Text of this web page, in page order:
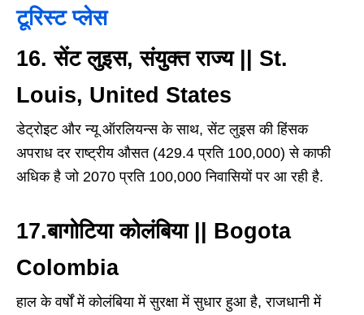
टूरिस्ट प्लेस
16. सेंट लुइस, संयुक्त राज्य || St.
Louis, United States
डेट्रोइट और न्यू ऑरलियन्स के साथ, सेंट लुइस की हिंसक
अपराध दर राष्ट्रीय औसत (429.4 प्रति 100,000) से काफी
अधिक है जो 2070 प्रति 100,000 निवासियों पर आ रही है.
17.बागोटिया कोलंबिया || Bogota
Colombia
हाल के वर्षों में कोलंबिया में सुरक्षा में सुधार हुआ है, राजधानी में